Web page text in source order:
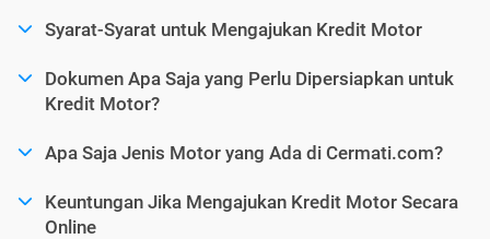
Syarat-Syarat untuk Mengajukan Kredit Motor
Dokumen Apa Saja yang Perlu Dipersiapkan untuk
Kredit Motor?
Apa Saja Jenis Motor yang Ada di Cermati.com?
Keuntungan Jika Mengajukan Kredit Motor Secara
Online